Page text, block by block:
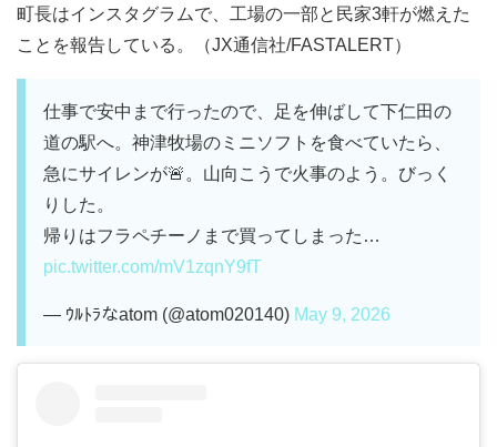
町長はインスタグラムで、工場の一部と民家3軒が燃えた
ことを報告している。（JX通信社/FASTALERT）
仕事で安中まで行ったので、足を伸ばして下仁田の
道の駅へ。神津牧場のミニソフトを食べていたら、
急にサイレンが🚨。山向こうで火事のよう。びっく
りした。
帰りはフラペチーノまで買ってしまった…
pic.twitter.com/mV1zqnY9fT
— ｳﾙﾄﾗなatom (@atom020140) May 9, 2026